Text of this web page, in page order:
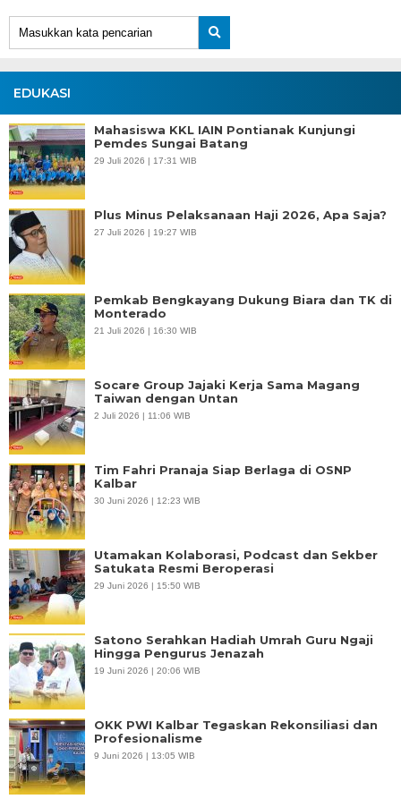
EDUKASI
Mahasiswa KKL IAIN Pontianak Kunjungi
Pemdes Sungai Batang
29 Juli 2026 | 17:31 WIB
Plus Minus Pelaksanaan Haji 2026, Apa Saja?
27 Juli 2026 | 19:27 WIB
Pemkab Bengkayang Dukung Biara dan TK di
Monterado
21 Juli 2026 | 16:30 WIB
Socare Group Jajaki Kerja Sama Magang
Taiwan dengan Untan
2 Juli 2026 | 11:06 WIB
Tim Fahri Pranaja Siap Berlaga di OSNP
Kalbar
30 Juni 2026 | 12:23 WIB
Utamakan Kolaborasi, Podcast dan Sekber
Satukata Resmi Beroperasi
29 Juni 2026 | 15:50 WIB
Satono Serahkan Hadiah Umrah Guru Ngaji
Hingga Pengurus Jenazah
19 Juni 2026 | 20:06 WIB
OKK PWI Kalbar Tegaskan Rekonsiliasi dan
Profesionalisme
9 Juni 2026 | 13:05 WIB